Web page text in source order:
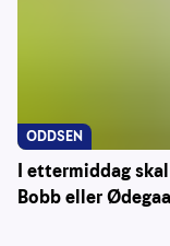
I ettermiddag
Bobb eller
ODDSEN